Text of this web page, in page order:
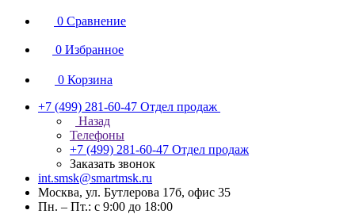
0 Сравнение
0 Избранное
0 Корзина
+7 (499) 281-60-47 Отдел продаж
Назад
Телефоны
+7 (499) 281-60-47 Отдел продаж
Заказать звонок
int.smsk@smartmsk.ru
Москва, ул. Бутлерова 17б, офис 35
Пн. – Пт.: с 9:00 до 18:00